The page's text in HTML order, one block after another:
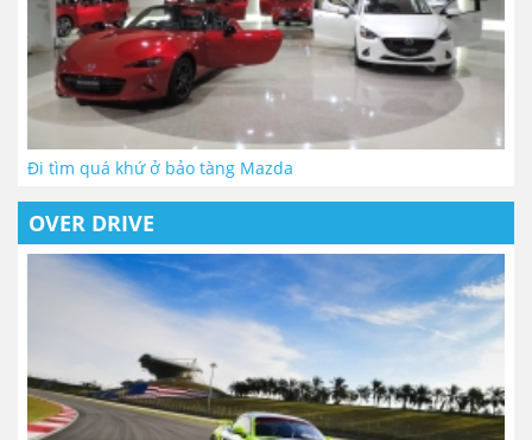
Đi tìm quá khứ ở bảo tàng Mazda
OVER DRIVE